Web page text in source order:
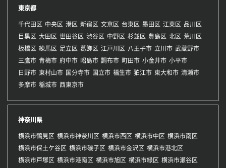
東京都
千代田区 中央区 港区 新宿区 文京区 台東区 墨田区 江東区 品川区
目黒区 大田区 世田谷区 渋谷区 中野区 杉並区 豊島区 北区 荒川区
板橋区 練馬区 足立区 葛飾区 江戸川区 八王子市 立川市 武蔵野市
三鷹市 青梅市 府中市 昭島市 調布市 町田市 小金井市 小平市
日野市 東村山市 国分寺市 国立市 福生市 狛江市 東大和市 清瀬市
多摩市 稲城市 西東京市
神奈川県
横浜市鶴見区 横浜市神奈川区 横浜市西区 横浜市中区 横浜市南区
横浜市保土ケ谷区 横浜市磯子区 横浜市金沢区 横浜市港北区
横浜市戸塚区 横浜市港南区 横浜市旭区 横浜市緑区 横浜市瀬谷区